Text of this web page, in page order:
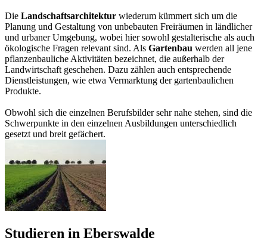
Die Landschaftsarchitektur wiederum kümmert sich um die
Planung und Gestaltung von unbebauten Freiräumen in ländlicher
und urbaner Umgebung, wobei hier sowohl gestalterische als auch
ökologische Fragen relevant sind. Als Gartenbau werden all jene
pflanzenbauliche Aktivitäten bezeichnet, die außerhalb der
Landwirtschaft geschehen. Dazu zählen auch entsprechende
Dienstleistungen, wie etwa Vermarktung der gartenbaulichen
Produkte.
Obwohl sich die einzelnen Berufsbilder sehr nahe stehen, sind die
Schwerpunkte in den einzelnen Ausbildungen unterschiedlich
gesetzt und breit gefächert.
Studieren in Eberswalde